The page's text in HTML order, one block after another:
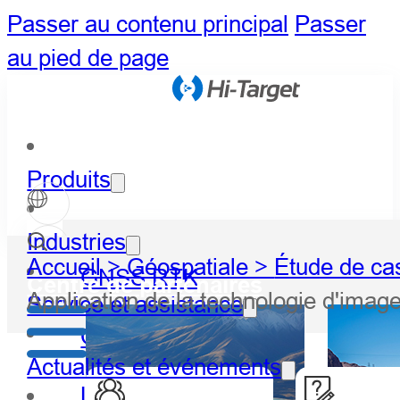
Passer au contenu principal Passer
au pied de page
Produits
GNSS RTK
Optique
Industries
Service et assistance
Actualités et événements
Centre de partenaires
Accueil >Géospatiale > Étude de
Application de la technologie